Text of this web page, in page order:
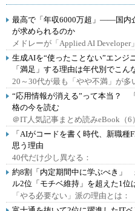
最高で「年収6000万超」――国内
が求められるのか
メドレーが「Applied AI Developer
生成AIを“使ったことない”エン
「満足」する理由は年代別でこん
20～30代が最も「やや不満」が多
“応用情報が消える”って本当？
格の今を読む
＠IT人気記事まとめ読みeBook（6
「AIがコードを書く時代、新職
思う理由
40代だけ少し異なる：
約8割「内定期間中に学ぶべき」
ル2位「モチベ維持」を超えた1位
「やる必要ない」派の理由とは：